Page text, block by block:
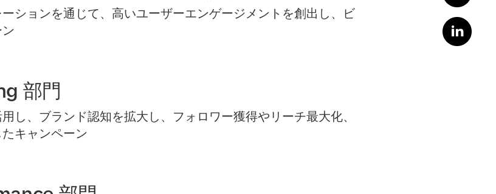
ションを通じて、高いユーザーエンゲージメントを創出し、ビ
部門
し、ブランド認知を拡大し、フォロワー獲得やリーチ最大化、
キャンペーン